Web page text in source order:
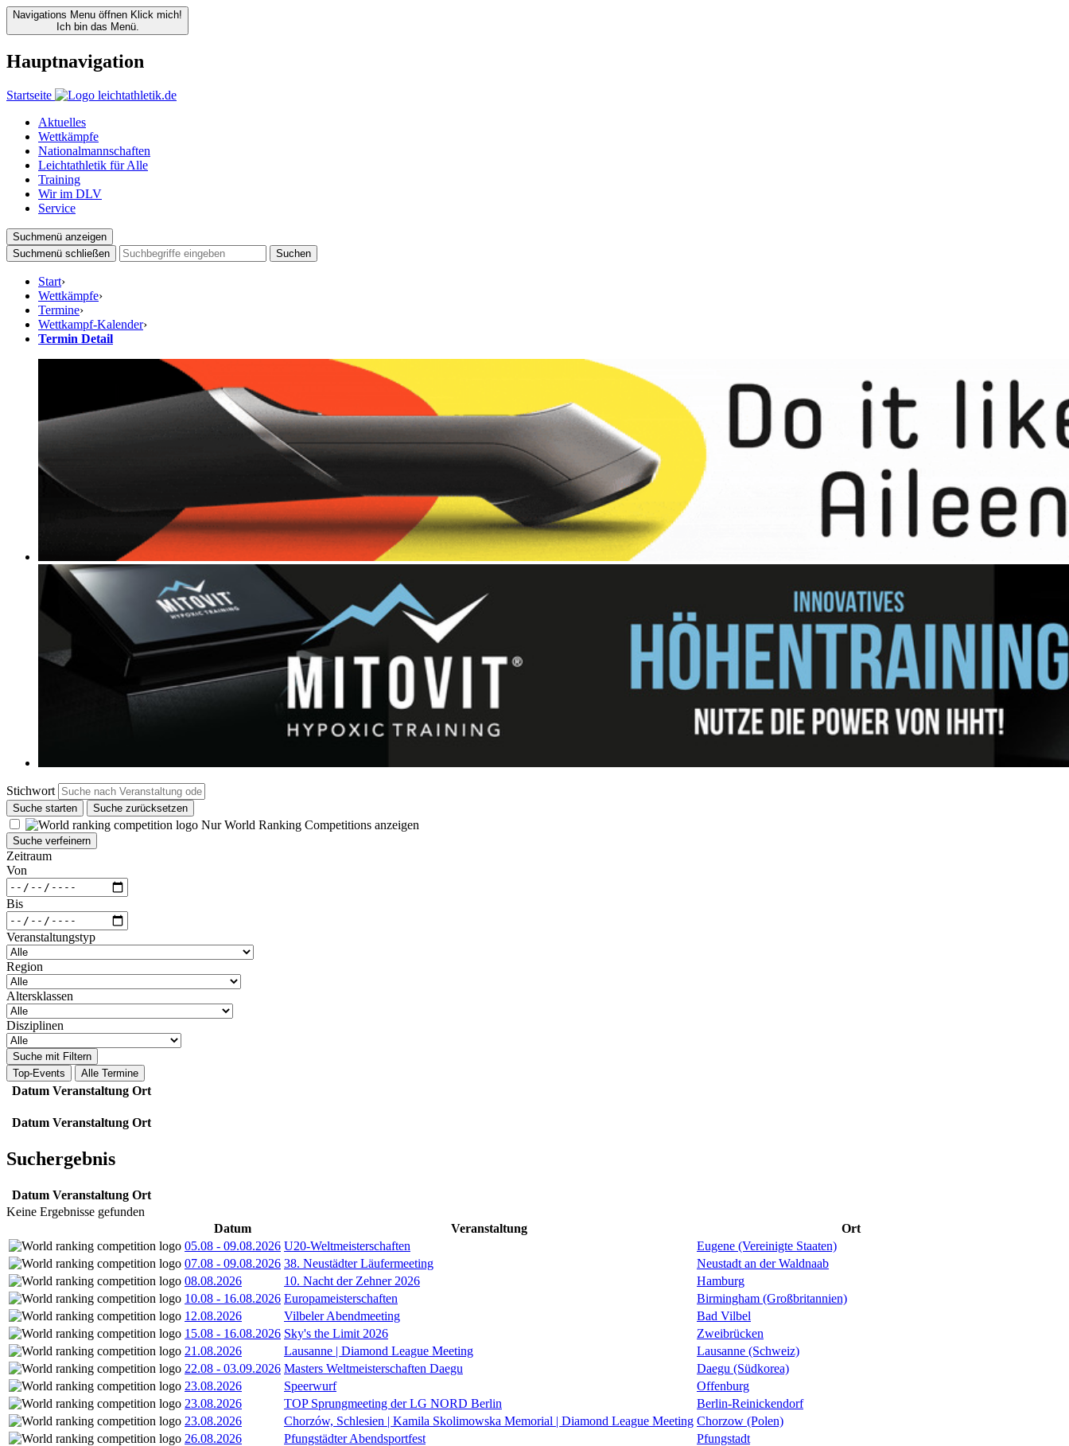
Navigations Menu öffnen Klick mich!
Ich bin das Menü.
Hauptnavigation
Startseite
Aktuelles
Wettkämpfe
Nationalmannschaften
Leichtathletik für Alle
Training
Wir im DLV
Service
Suchmenü anzeigen
Suchmenü schließen
Suchen
Start›
Wettkämpfe›
Termine›
Wettkampf-Kalender›
Termin Detail
Stichwort
Suche starten Suche zurücksetzen
Nur World Ranking Competitions anzeigen
Suche verfeinern
Zeitraum
Von
Bis
Veranstaltungstyp
Region
Altersklassen
Disziplinen
Suche mit Filtern
Top-Events
Alle Termine
Datum Veranstaltung Ort
Datum Veranstaltung Ort
Suchergebnis
Datum Veranstaltung Ort
Keine Ergebnisse gefunden
Datum
Veranstaltung
Ort
05.08 - 09.08.2026 U20-Weltmeisterschaften
Eugene (Vereinigte Staaten)
07.08 - 09.08.2026 38. Neustädter Läufermeeting
Neustadt an der Waldnaab
08.08.2026
10. Nacht der Zehner 2026
Hamburg
10.08 - 16.08.2026 Europameisterschaften
Birmingham (Großbritannien)
12.08.2026
Vilbeler Abendmeeting
Bad Vilbel
15.08 - 16.08.2026 Sky's the Limit 2026
Zweibrücken
21.08.2026
Lausanne | Diamond League Meeting
Lausanne (Schweiz)
22.08 - 03.09.2026 Masters Weltmeisterschaften Daegu
Daegu (Südkorea)
23.08.2026
Speerwurf
Offenburg
23.08.2026
TOP Sprungmeeting der LG NORD Berlin
Berlin-Reinickendorf
23.08.2026
Chorzów, Schlesien | Kamila Skolimowska Memorial | Diamond League Meeting Chorzow (Polen)
26.08.2026
Pfungstädter Abendsportfest
Pfungstadt